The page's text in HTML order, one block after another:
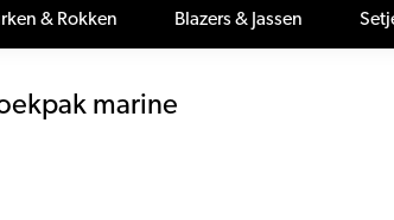
& Rokken Blazers & Jassen
marine